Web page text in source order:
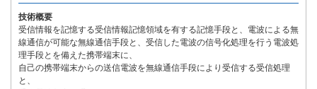
技術概要
受信情報を記憶する受信情報記憶領域を有する記憶手段と、電波による無
線通信が可能な無線通信手段と、受信した電波の信号化処理を行う電波処
理手段とを備えた携帯端末に、
自己の携帯端末からの送信電波を無線通信手段により受信する受信処理
と、